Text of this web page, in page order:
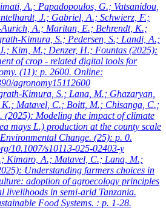
A.; Papadopoulos, G.; Vatsanidou,
J.; Gabriel, A.; Schwierz, F.;
A.; Maritan, E.; Behrendt, K.;
Kimura, S.; Pedersen, S.; Landi, A.;
Kim, M.; Denzer, H.; Fountas (2025):
of crop - related digital tools for
(11): p. 2600. Online:
agronomy15112600
Kimura, S.; Lana, M.; Ghazaryan,
K.; Matavel, C.; Boitt, M.; Chisanga, C.;
(2025): Modeling the impact of climate
mays L.) production at the county scale
Change. (25): p. 0.
10.1007/s10113-025-02403-y
Kimaro, A.; Matavel, C.; Lana, M.;
Understanding farmers choices in
adoption of agroecology principles
livelihoods in semi-arid Tanzania.
Food Systems. : p. 1-28.